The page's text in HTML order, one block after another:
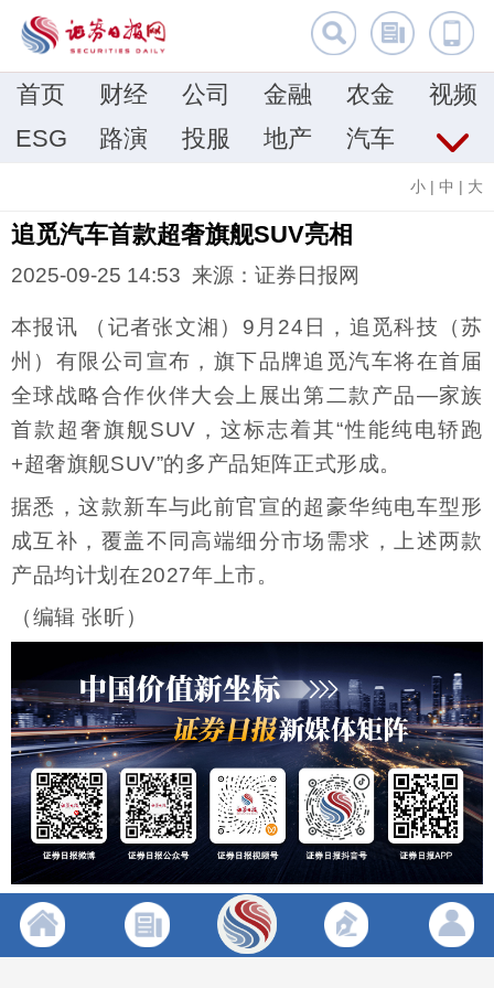
首页 财经 公司 金融 农金
视频
ESG
路演 投服 地产 汽车
小 | 中 | 大
追觅汽车首款超奢旗舰SUV亮相
2025-09-25 14:53 来源：证券日报网
本报讯 （记者张文湘）9月24日，追觅科技（苏
州）有限公司宣布，旗下品牌追觅汽车将在首届
全球战略合作伙伴大会上展出第二款产品—家族
首款超奢旗舰SUV，这标志着其“性能纯电轿跑
+超奢旗舰SUV”的多产品矩阵正式形成。
据悉，这款新车与此前官宣的超豪华纯电车型形
成互补，覆盖不同高端细分市场需求，上述两款
产品均计划在2027年上市。
（编辑 张昕）